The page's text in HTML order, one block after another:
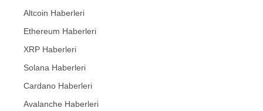
Altcoin Haberleri
Ethereum Haberleri
XRP Haberleri
Solana Haberleri
Cardano Haberleri
Avalanche Haberleri